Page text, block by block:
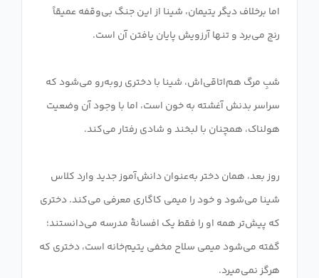
اما برخلاف دیگر یتیمان، شینا از این جنگ بی‌وقفه عمیقاً
شبِ مرگ هم‌اتاقی‌اش، شینا با دختری روبه‌رو می‌شود که
سراسر بدنش آغشته به خون است، اما با وجود آن وضعیت
روز بعد، همان دختر به‌عنوان دانش‌آموز جدید وارد کلاس
شینا می‌شود و خود را میمی کاگاری معرفی می‌کند. دختری
که پیش‌تر همه او را فقط یک افسانهٔ مدرسه می‌دانستند؛
گفته می‌شود میمی سلاح مخفی یتیم‌خانه است، دختری که